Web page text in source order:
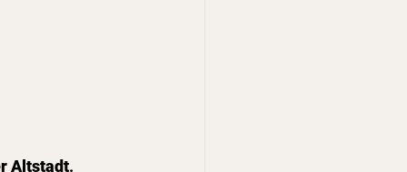
Altstadt.